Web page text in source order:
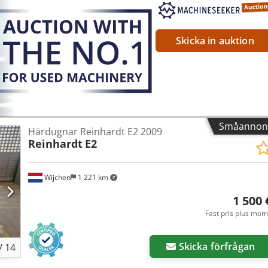
Skicka in auktion
14
Wijchen 1 221 km
Härdugnar Reinhardt E2 2009
Reinhardt E2
1 500
Fast pris plus
Skicka förfrågan